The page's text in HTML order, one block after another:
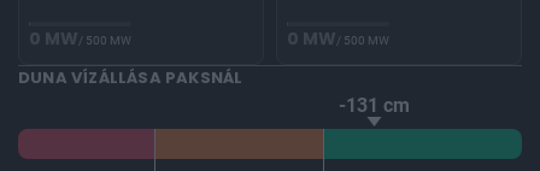
0 MW/ 500 MW 0 MW/ 500 MW
DUNA VÍZÁLLÁSA PAKSNÁL
-131 cm